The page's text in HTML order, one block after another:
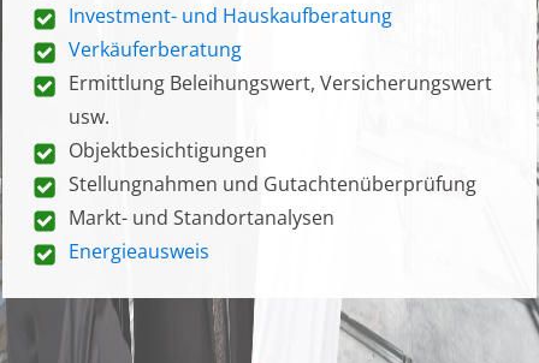
Investment- und Hauskaufberatung
Verkäuferberatung
Ermittlung Beleihungswert, Versicherungswert
usw.
Objektbesichtigungen
Stellungnahmen und Gutachtenüberprüfung
Markt- und Standortanalysen
Energieausweis